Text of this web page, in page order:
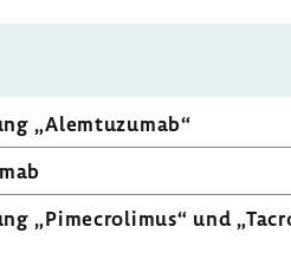
„Alem­tu­zumab“
„Pime­cro­limus“ und